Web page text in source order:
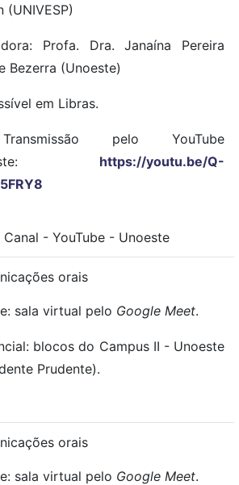
(UNIVESP)
Profa. Dra. Janaína Pereira
Bezerra (Unoeste)
em Libras.
pelo YouTube
https://youtu.be/Q-
Canal - YouTube - Unoeste
orais
sala virtual pelo Google Meet.
blocos do Campus II - Unoeste
Prudente).
orais
sala virtual pelo Google Meet.